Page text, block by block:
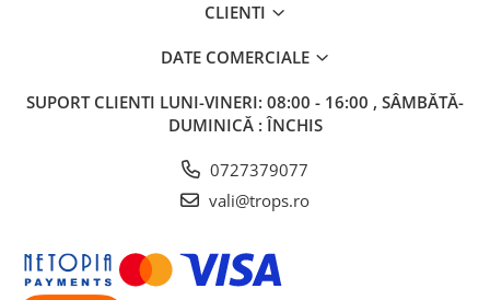
CLIENTI
DATE COMERCIALE
SUPORT CLIENTI LUNI-VINERI: 08:00 - 16:00 , SÂMBĂTĂ-
DUMINICĂ : ÎNCHIS
0727379077
vali@trops.ro